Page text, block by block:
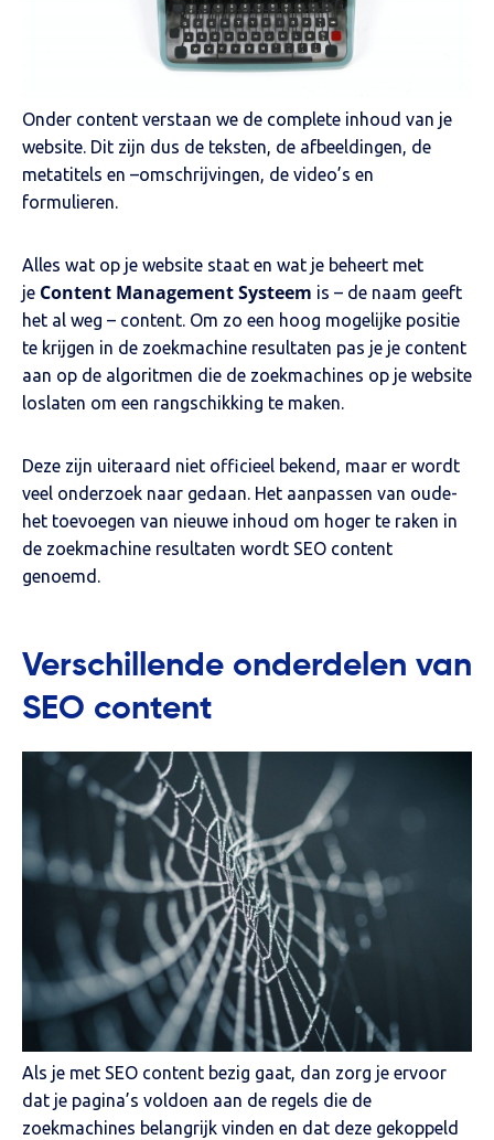
Onder content verstaan we de complete inhoud van je
website. Dit zijn dus de teksten, de afbeeldingen, de
metatitels en –omschrijvingen, de video’s en
formulieren.
Alles wat op je website staat en wat je beheert met
je Content Management Systeem is – de naam geeft
het al weg – content. Om zo een hoog mogelijke positie
te krijgen in de zoekmachine resultaten pas je je content
aan op de algoritmen die de zoekmachines op je website
loslaten om een rangschikking te maken.
Deze zijn uiteraard niet officieel bekend, maar er wordt
veel onderzoek naar gedaan. Het aanpassen van oude-
het toevoegen van nieuwe inhoud om hoger te raken in
de zoekmachine resultaten wordt SEO content
genoemd.
Verschillende onderdelen van
SEO content
Als je met SEO content bezig gaat, dan zorg je ervoor
dat je pagina’s voldoen aan de regels die de
zoekmachines belangrijk vinden en dat deze gekoppeld